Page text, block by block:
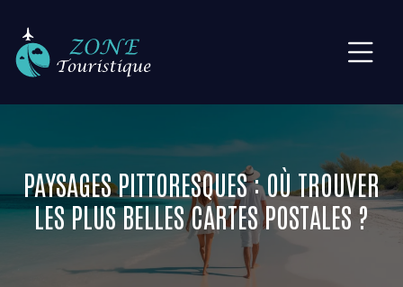
PAYSAGES PITTORESQUES : OÙ TROUVER
LES PLUS BELLES CARTES POSTALES ?